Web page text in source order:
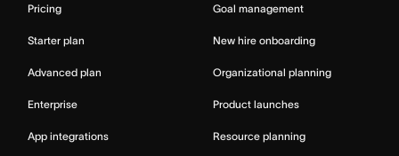
Pricing
Starter plan
Advanced plan
Enterprise
App integrations
Goal management
New hire onboarding
Organizational planning
Product launches
Resource planning